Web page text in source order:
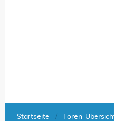
Startseite Foren-